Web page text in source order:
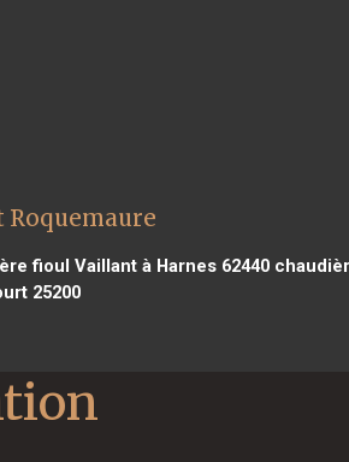
fioul Vaillant à Harnes 62440
25200